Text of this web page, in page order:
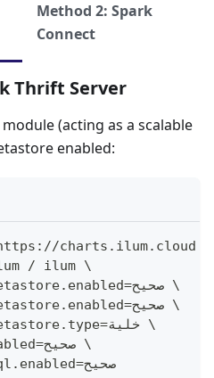
Method 2: Spark
Connect
Thrift Server
(acting as a scalable
enabled:
charts.ilum.cloud
/ ilum \
=
\
=
\
=
\
=
\
=صحيح